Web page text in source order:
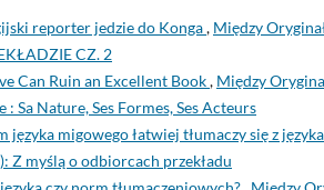
reporter jedzie do Konga, Między
CZ. 2
Can Ruin an Excellent Book, Między
Sa Nature, Ses Formes, Ses Acteurs
języka migowego łatwiej tłumaczy się z
Z myślą o odbiorcach przekładu